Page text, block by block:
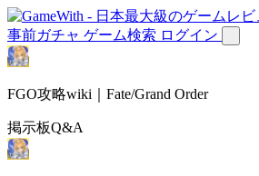
事前ガチャ ゲーム検索 ログイン
FGO攻略wiki｜Fate/Grand Order
掲示板Q&A